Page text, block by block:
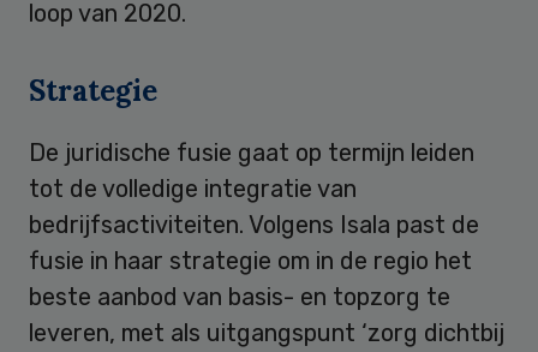
loop van 2020.
Strategie
De juridische fusie gaat op termijn leiden
tot de volledige integratie van
bedrijfsactiviteiten. Volgens Isala past de
fusie in haar strategie om in de regio het
beste aanbod van basis- en topzorg te
leveren, met als uitgangspunt ‘zorg dichtbij